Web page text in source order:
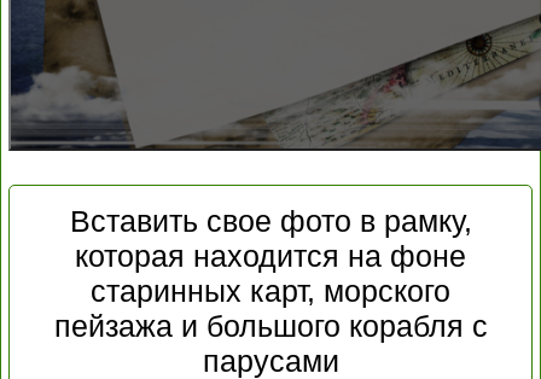
Вставить свое фото в рамку,
которая находится на фоне
старинных карт, морского
пейзажа и большого корабля с
парусами